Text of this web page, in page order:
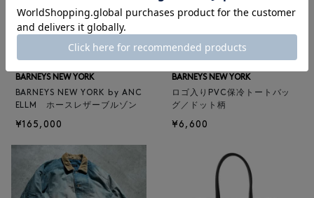
BARNEYS NEW YORK
BARNEYS NEW YORK by ANC
ELLM ホースレザーブルゾン
¥165,000
BARNEYS NEW YORK
ロゴ入りPVC保冷トートバッ
グ／ドット柄
¥6,600